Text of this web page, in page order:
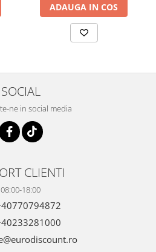
ADAUGA IN COS
SOCIAL
ne in social media
CLIENTI
08:00-18:00